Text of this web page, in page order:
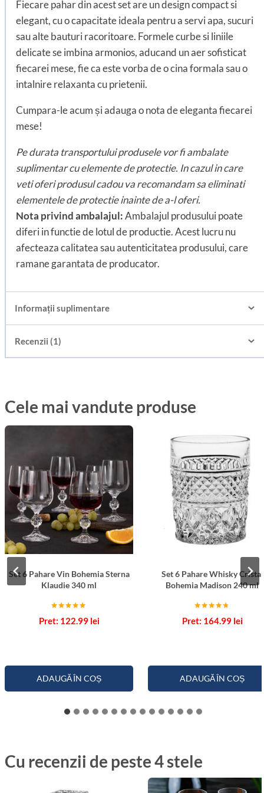
Fiecare pahar din acest set are un design compact si
elegant, cu o capacitate ideala pentru a servi apa, sucuri
sau alte bauturi racoritoare. Formele curbe si liniile
delicate se imbina armonios, aducand un aer sofisticat
fiecarei mese, fie ca este vorba de o cina formala sau o
intalnire relaxanta cu prietenii.
Cumpara-le acum și adauga o nota de eleganta fiecarei
mese!
Pe durata transportului produsele vor fi ambalate
suplimentar cu elemente de protectie. In cazul in care
veti oferi produsul cadou va recomandam sa eliminati
elementele de protectie inainte de a-l oferi.
Nota privind ambalajul:Ambalajul produsului poate
diferi in functie de lotul de productie. Acest lucru nu
afecteaza calitatea sau autenticitatea produsului, care
ramane garantata de producator.
Informații suplimentare
Recenzii (1)
Cele mai vandute produse
Set 6 Pahare Vin Bohemia Sterna
Klaudie 340 ml
5.00
122.99 lei
ADAUGĂ ÎN COȘ
Set 6 Pahare Whisky Cristal
Bohemia Madison 240 ml
4.67
164.99 lei
ADAUGĂ ÎN COȘ
Cu recenzii de peste 4 stele